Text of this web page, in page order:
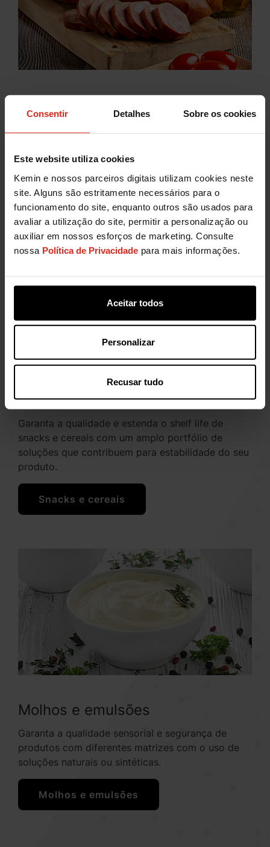
Consentir Detalhes Sobre os cookies
Este website utiliza cookies
Kemin e nossos parceiros digitais utilizam cookies neste
site. Alguns são estritamente necessários para o
funcionamento do site, enquanto outros são usados para
avaliar a utilização do site, permitir a personalização ou
auxiliar em nossos esforços de marketing. Consulte
nossa Política de Privacidade para mais informações.
Aceitar todos
Personalizar
Recusar tudo
soluções naturais ou sintéticas.
Carnes
Snacks e cereais
Garanta a qualidade e estenda o shelf life de
snacks e cereais com um amplo portfólio de
soluções que contribuem para estabilidade do seu
produto.
Snacks e cereais
Molhos e emulsões
Garanta a qualidade sensorial e segurança de
produtos com diferentes matrizes com o uso de
soluções naturais ou sintéticas.
Molhos e emulsões